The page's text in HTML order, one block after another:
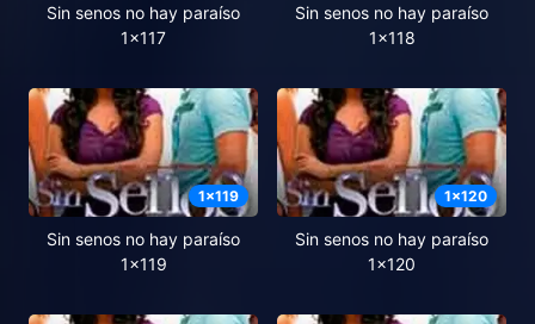
Sin senos no hay paraíso
1x117
Sin senos no hay paraíso
1x118
1x119
Sin senos no hay paraíso
1x119
1x120
Sin senos no hay paraíso
1x120